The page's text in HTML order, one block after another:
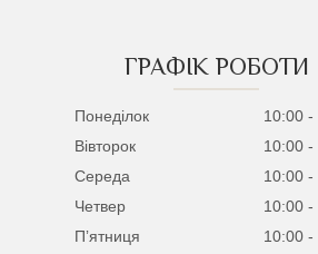
ГРАФІК РОБОТИ
Понеділок 10:00
Вівторок
10:00
Середа
10:00
Четвер
10:00
Пʼятниця
10:00